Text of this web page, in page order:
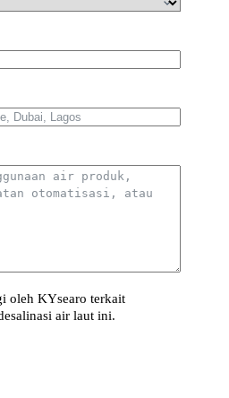
oleh KYsearo terkait
air laut ini.